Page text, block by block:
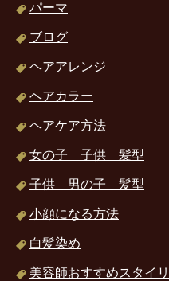
パーマ
ブログ
ヘアアレンジ
ヘアカラー
ヘアケア方法
女の子 子供 髪型
子供 男の子 髪型
小顔になる方法
白髪染め
美容師おすすめスタイ